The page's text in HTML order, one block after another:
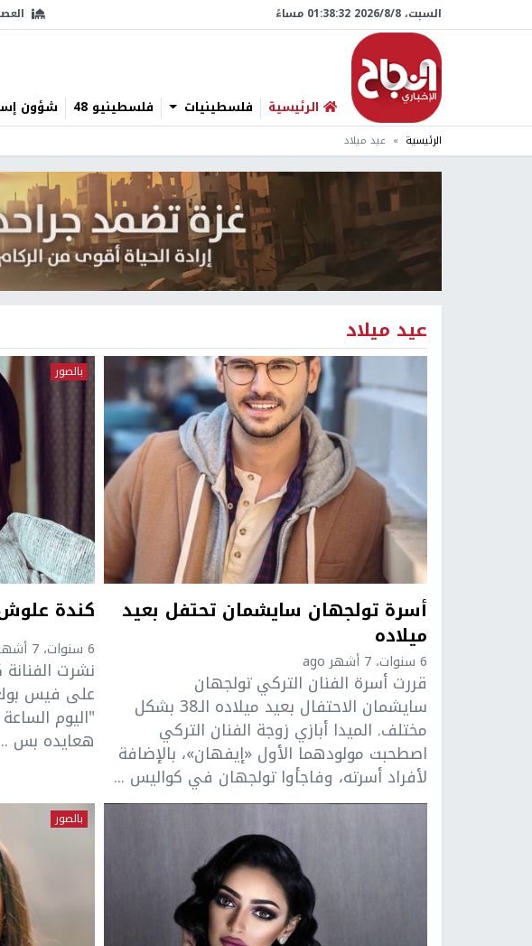
السبت، 8/‏8/‏2026 01:38:33 مساءً
الرئيسية فلسطينيات فلسطينيو 48 شؤون
الرئيسية عيد ميلاد
عيد ميلاد
أسرة تولجهان سايشمان تحتفل بعيد
ميلاده
6 سنوات، 7 أشهر ago
قررت أسرة الفنان التركي تولجهان
سايشمان الاحتفال بعيد ميلاده الـ38 بشكل
مختلف. الميدا أبازي زوجة الفنان التركي
اصطحبت مولودهما الأول «إيفهان»، بالإضافة
لأفراد أسرته، وفاجأوا تولجهان في كواليس ...
بالصور
كندة
6 سنوات، 7 أشهر ago
نشرت
على فيس
هعايده بس
بالصور